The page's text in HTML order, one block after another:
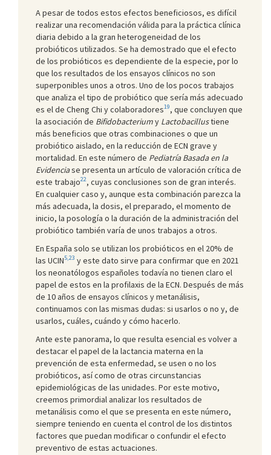
A pesar de todos estos efectos beneficiosos, es difícil
realizar una recomendación válida para la práctica clínica
diaria debido a la gran heterogeneidad de los
probióticos utilizados. Se ha demostrado que el efecto
de los probióticos es dependiente de la especie, por lo
que los resultados de los ensayos clínicos no son
superponibles unos a otros. Uno de los pocos trabajos
que analiza el tipo de probiótico que sería más adecuado
es el de Cheng Chi y colaboradores19, que concluyen que
la asociación de Bifidobacteriumy Lactobacillustiene
más beneficios que otras combinaciones o que un
probiótico aislado, en la reducción de ECN grave y
mortalidad. En este número de Pediatría Basada en la
Evidenciase presenta un artículo de valoración crítica de
este trabajo22, cuyas conclusiones son de gran interés.
En cualquier caso y, aunque esta combinación parezca la
más adecuada, la dosis, el preparado, el momento de
inicio, la posología o la duración de la administración del
probiótico también varía de unos trabajos a otros.
En España solo se utilizan los probióticos en el 20% de
las UCIN5,23 y este dato sirve para confirmar que en 2021
los neonatólogos españoles todavía no tienen claro el
papel de estos en la profilaxis de la ECN. Después de más
de 10 años de ensayos clínicos y metanálisis,
continuamos con las mismas dudas: si usarlos o no y, de
usarlos, cuáles, cuándo y cómo hacerlo.
Ante este panorama, lo que resulta esencial es volver a
destacar el papel de la lactancia materna en la
prevención de esta enfermedad, se usen o no los
probióticos, así como de otras circunstancias
epidemiológicas de las unidades. Por este motivo,
creemos primordial analizar los resultados de
metanálisis como el que se presenta en este número,
siempre teniendo en cuenta el control de los distintos
factores que puedan modificar o confundir el efecto
preventivo de estas actuaciones.